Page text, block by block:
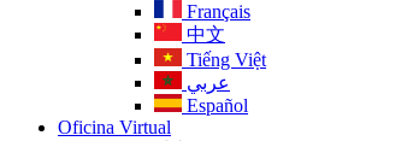
Français
中文
Tiếng Việt
عربي
Español
Oficina Virtual